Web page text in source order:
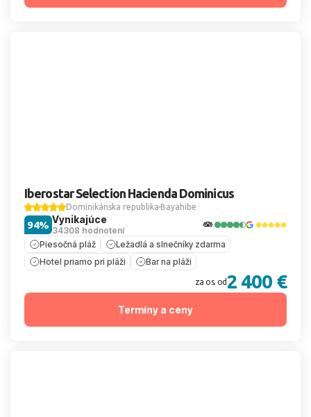
Iberostar Selection Hacienda Dominicus
Dominikánska republika Bayahibe
Vynikajúce
34308 hodnotení
94%
Piesočná pláž
Ležadlá a slnečníky zdarma
Hotel priamo pri pláži
Bar na pláži
za os. od2 400 €
Termíny a ceny